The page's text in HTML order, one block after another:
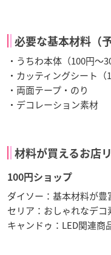
必要な基本材料（
・うちわ本体（100円～
・カッティングシート（
・両面テープ・のり
・デコレーション素材
材料が買えるお店
100円ショップ
ダイソー：基本材料が豊
セリア：おしゃれなデコ
キャンドゥ：LED関連商